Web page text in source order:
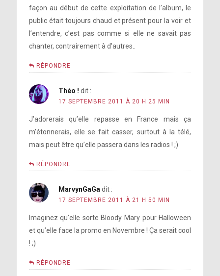
façon au début de cette exploitation de l’album, le
public était toujours chaud et présent pour la voir et
l’entendre, c’est pas comme si elle ne savait pas
chanter, contrairement à d’autres..
RÉPONDRE
Théo ! dit :
17 SEPTEMBRE 2011 À 20 H 25 MIN
J’adorerais qu’elle repasse en France mais ça
m’étonnerais, elle se fait casser, surtout à la télé,
mais peut être qu’elle passera dans les radios ! ;)
RÉPONDRE
MarvynGaGa dit :
17 SEPTEMBRE 2011 À 21 H 50 MIN
Imaginez qu’elle sorte Bloody Mary pour Halloween
et qu’elle face la promo en Novembre ! Ça serait cool
! ;)
RÉPONDRE